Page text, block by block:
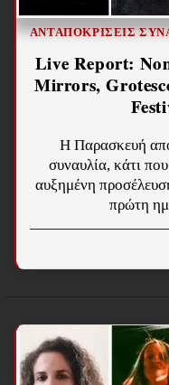
ΑΝΤΑΠΟΚΡΊΣΕΙΣ
Live Report:
Mirrors,
Η Παρασκευή
συναυλία, κάτι
αυξημένη
πρώτη